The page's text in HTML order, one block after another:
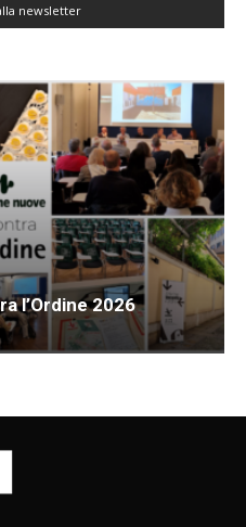
newsletter
l’Ordine 2026